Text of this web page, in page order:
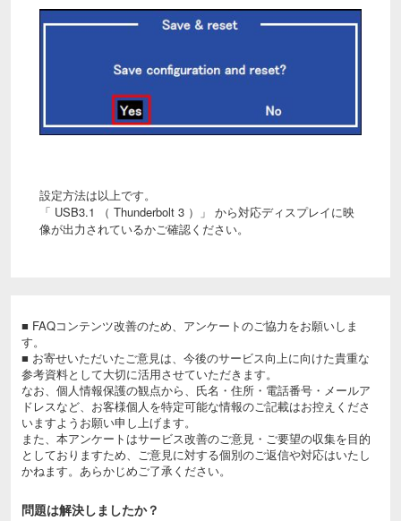
設定方法は以上です。
「 USB3.1 （ Thunderbolt 3 ）」 から対応ディスプレイに映
像が出力されているかご確認ください。
■ FAQコンテンツ改善のため、アンケートのご協力をお願いしま
す。
■ お寄せいただいたご意見は、今後のサービス向上に向けた貴重な
参考資料として大切に活用させていただきます。
なお、個人情報保護の観点から、氏名・住所・電話番号・メールア
ドレスなど、お客様個人を特定可能な情報のご記載はお控えくださ
いますようお願い申し上げます。
また、本アンケートはサービス改善のご意見・ご要望の収集を目的
としておりますため、ご意見に対する個別のご返信や対応はいたし
かねます。あらかじめご了承ください。
問題は解決しましたか？